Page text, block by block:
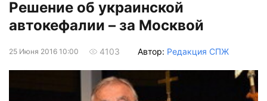
Решение об украинской
автокефалии – за Москвой
25 Июня 2016 10:00 4103 Автор: Редакция СПЖ